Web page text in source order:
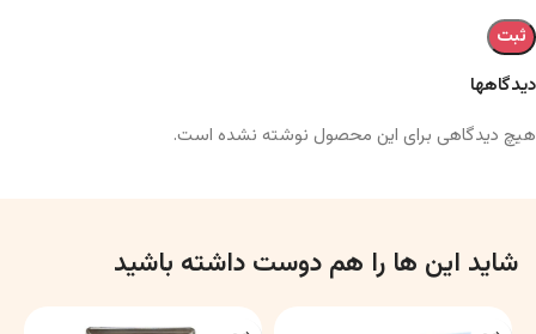
دیدگاهها
هیچ دیدگاهی برای این محصول نوشته نشده است.
شاید این ها را هم دوست داشته باشید